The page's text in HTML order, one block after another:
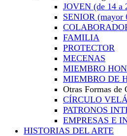
JOVEN (de 14 a
SENIOR (mayor
FAMILIA
PROTECTOR
MECENAS
MIEMBRO
MIEMBRO DE
Otras Formas de
CÍRCULO
PATRONOS
EMPRESAS E
HISTORIAS DEL ARTE